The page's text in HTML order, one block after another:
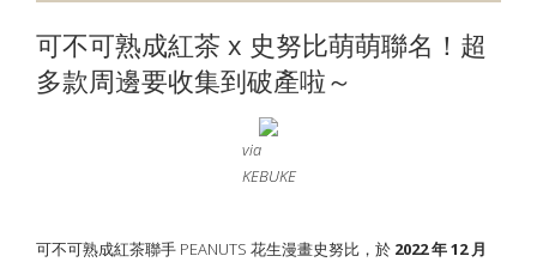
可不可熟成紅茶 x 史努比萌萌聯名！超
多款周邊要收集到破產啦～
via
KEBUKE
可不可熟成紅茶聯手 PEANUTS 花生漫畫史努比，於 2022 年 12 月